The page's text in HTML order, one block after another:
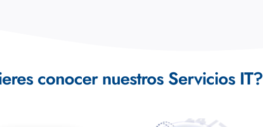
conocer nuestros Servicios IT?